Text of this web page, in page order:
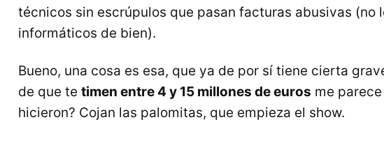
técnicos sin escrúpulos que pasan facturas abusivas (no
informáticos de bien).
Bueno, una cosa es esa, que ya de por sí tiene cierta
de que te timen entre 4 y 15 millones de euros me
hicieron? Cojan las palomitas, que empieza el show.